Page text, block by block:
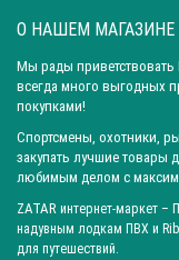
О НАШЕМ МАГАЗИНЕ
Мы рады приветствовать
всегда много выгодных
покупками!
Спортсмены, охотники,
закупать лучшие товары
любимым делом с
ZATAR интернет-маркет –
надувным лодкам ПВХ и
для путешествий.